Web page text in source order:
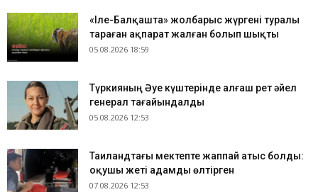
«Іле-Балқашта» жолбарыс жүргені туралы
тараған ақпарат жалған болып шықты
05.08.2026 18:59
Түркияның Әуе күштерінде алғаш рет әйел
генерал тағайындалды
05.08.2026 12:53
Таиландтағы мектепте жаппай атыс болды:
оқушы жеті адамды өлтірген
07.08.2026 12:53